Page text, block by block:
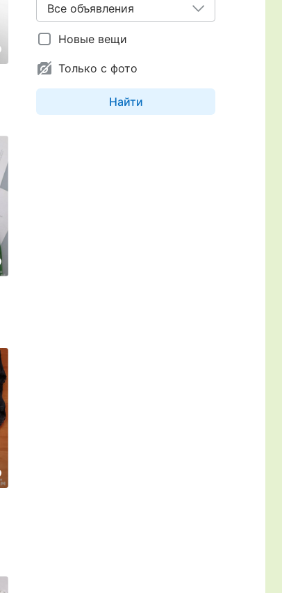
Новые вещи
Только с фото
Найти